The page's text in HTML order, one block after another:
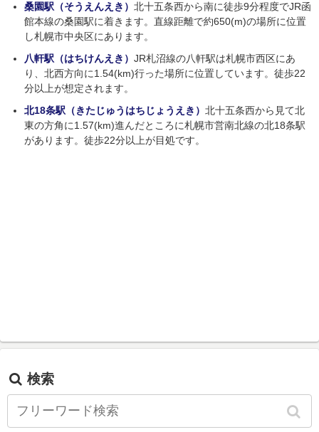
桑園駅（そうえんえき） 北十五条西から南に徒歩9分程度でJR函
館本線の桑園駅に着きます。直線距離で約650(m)の場所に位置
し札幌市中央区にあります。
八軒駅（はちけんえき） JR札沼線の八軒駅は札幌市西区にあ
り、北西方向に1.54(km)行った場所に位置しています。徒歩22
分以上が想定されます。
北18条駅（きたじゅうはちじょうえき） 北十五条西から見て北
東の方角に1.57(km)進んだところに札幌市営南北線の北18条駅
があります。徒歩22分以上が目処です。
検索